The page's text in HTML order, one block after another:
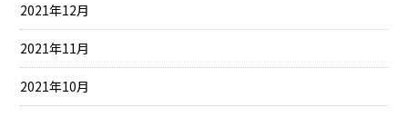
2021年12月
2021年11月
2021年10月